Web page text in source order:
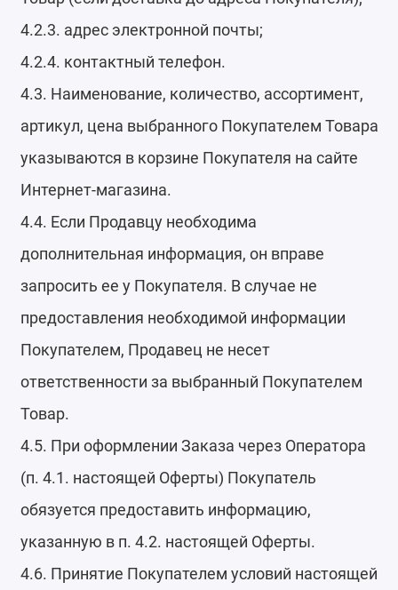
4.2.3. адрес электронной почты;
4.2.4. контактный телефон.
4.3. Наименование, количество, ассортимент,
артикул, цена выбранного Покупателем Товара
указываются в корзине Покупателя на сайте
Интернет-магазина.
4.4. Если Продавцу необходима
дополнительная информация, он вправе
запросить ее у Покупателя. В случае не
предоставления необходимой информации
Покупателем, Продавец не несет
ответственности за выбранный Покупателем
Товар.
4.5. При оформлении Заказа через Оператора
(п. 4.1. настоящей Оферты) Покупатель
обязуется предоставить информацию,
указанную в п. 4.2. настоящей Оферты.
4.6. Принятие Покупателем условий настоящей